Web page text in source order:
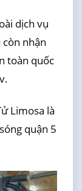
dịch vụ
còn nhận
toàn quốc
Limosa là
quận 5